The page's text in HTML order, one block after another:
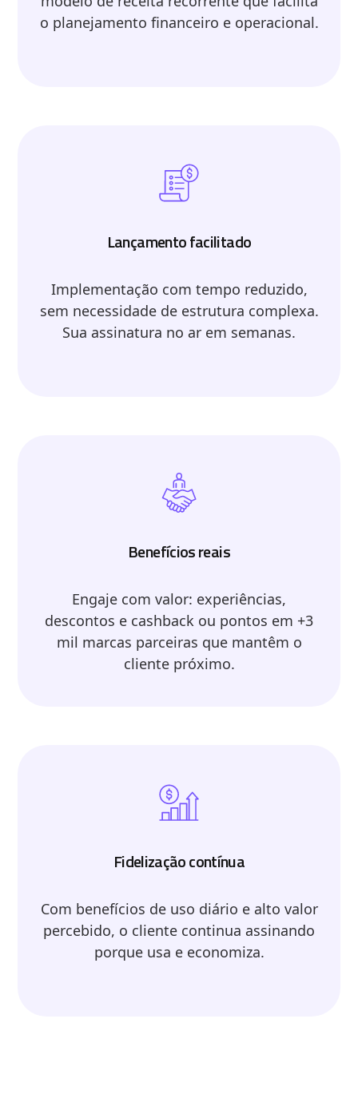
o planejamento financeiro e operacional.
Lançamento facilitado
Implementação com tempo reduzido,
sem necessidade de estrutura complexa.
Sua assinatura no ar em semanas.
Benefícios reais
Engaje com valor: experiências,
descontos e cashback ou pontos em +3
mil marcas parceiras que mantêm o
cliente próximo.
Fidelização contínua
Com benefícios de uso diário e alto valor
percebido, o cliente continua assinando
porque usa e economiza.